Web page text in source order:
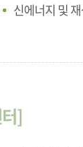
신에너지 및
]